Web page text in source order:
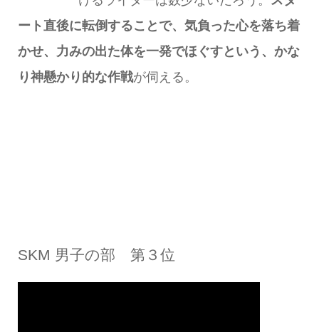
ート直後に転倒することで、気負った心を落ち着
かせ、力みの出た体を一発でほぐすという、かな
り神懸かり的な作戦が伺える。
SKM 男子の部 第３位